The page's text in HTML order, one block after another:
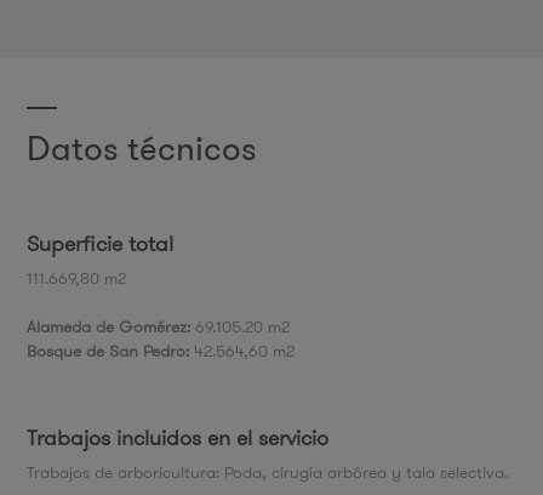
Datos técnicos
Superficie total
111.669,80 m2
Alameda de Gomérez: 69.105.20 m2
Bosque de San Pedro: 42.564,60 m2
Trabajos incluidos en el servicio
Trabajos de arboricultura: Poda, cirugía arbórea y tala selectiva.